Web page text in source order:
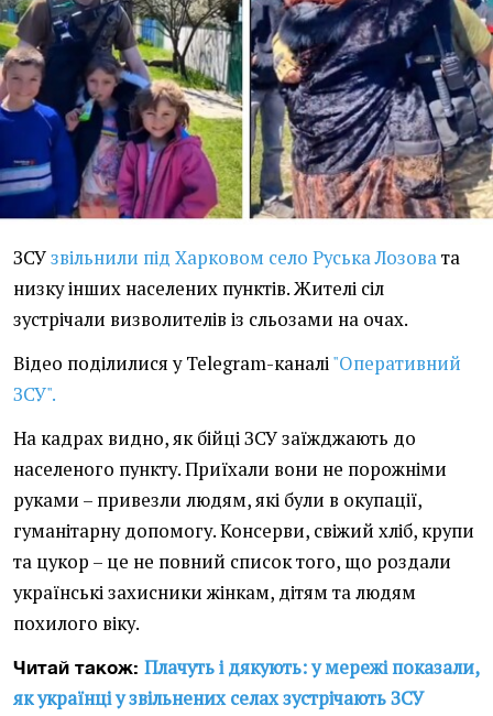
ЗСУзвільнили під Харковом село Руська Лозовата
низку інших населених пунктів. Жителі сіл
зустрічали визволителів із сльозами на очах.
Відео поділилися у Telegram-каналі"Оперативний
ЗСУ".
На кадрах видно, як бійці ЗСУ заїжджають до
населеного пункту. Приїхали вони не порожніми
руками – привезли людям, які були в окупації,
гуманітарну допомогу. Консерви, свіжий хліб, крупи
та цукор – це не повний список того, що роздали
українські захисники жінкам, дітям та людям
похилого віку.
Читай також: Плачуть і дякують: у мережі показали,
як українці у звільнених селах зустрічають ЗСУ